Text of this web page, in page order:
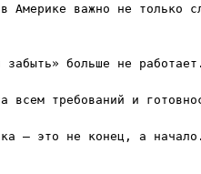
в Америке важно не
забыть» больше не
всем требований и